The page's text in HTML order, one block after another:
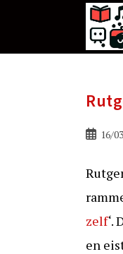
Bericht
16/
zelf‘.
en